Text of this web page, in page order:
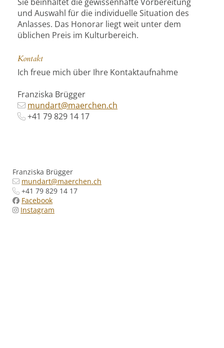
und Auswahl für die individuelle Situation des
Anlasses. Das Honorar liegt weit unter dem
üblichen Preis im Kulturbereich.
Kontakt
Ich freue mich über Ihre Kontaktaufnahme
Franziska Brügger
mundart@maerchen.ch
+41 79829 14 17
Franziska Brügger
mundart@maerchen.ch
+41 79 829 14 17
Facebook
Instagram